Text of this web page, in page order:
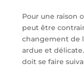
Pour une raison
peut être
changement de
ardue et délicate.
doit se faire